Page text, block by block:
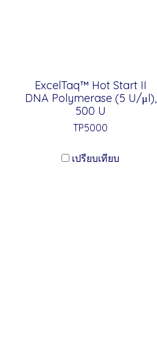
ExcelTaq™ Hot Start II
DNA Polymerase (5 U/μl),
500 U
TP5000
เปรียบเทียบ